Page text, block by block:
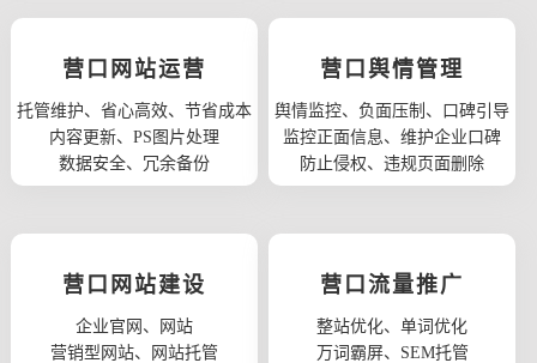
营口网站运营
托管维护、省心高效、节省成本
内容更新、PS图片处理
数据安全、冗余备份
营口舆情管理
舆情监控、负面压制、口碑引导
监控正面信息、维护企业口碑
防止侵权、违规页面删除
营口网站建设
企业官网、网站
营销型网站、网站托管
营口流量推广
整站优化、单词优化
万词霸屏、SEM托管